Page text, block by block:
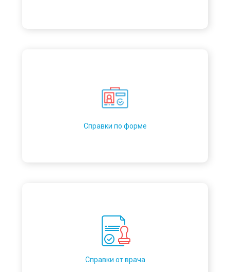
Справки по форме
Справки от врача